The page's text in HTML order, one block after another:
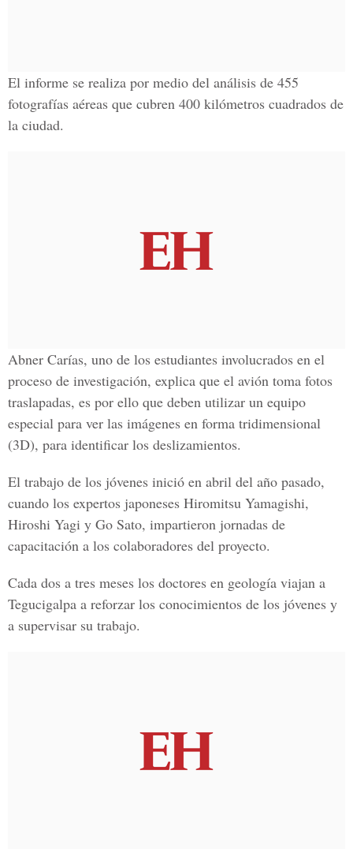
El informe se realiza por medio del análisis de 455
fotografías aéreas que cubren 400 kilómetros cuadrados de
la ciudad.
Abner Carías, uno de los estudiantes involucrados en el
proceso de investigación, explica que el avión toma fotos
traslapadas, es por ello que deben utilizar un equipo
especial para ver las imágenes en forma tridimensional
(3D), para identificar los deslizamientos.
El trabajo de los jóvenes inició en abril del año pasado,
cuando los expertos japoneses Hiromitsu Yamagishi,
Hiroshi Yagi y Go Sato, impartieron jornadas de
capacitación a los colaboradores del proyecto.
Cada dos a tres meses los doctores en geología viajan a
Tegucigalpa a reforzar los conocimientos de los jóvenes y
a supervisar su trabajo.